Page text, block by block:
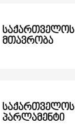
საქართველოს
მთავრობა
საქართველოს
პარლამენტი